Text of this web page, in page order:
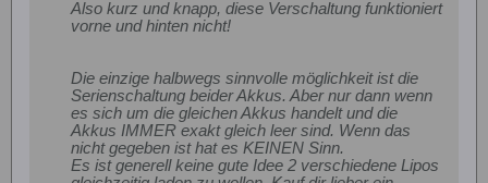
Also kurz und knapp, diese Verschaltung funktioniert
vorne und hinten nicht!
Die einzige halbwegs sinnvolle möglichkeit ist die
Serienschaltung beider Akkus. Aber nur dann wenn
es sich um die gleichen Akkus handelt und die
Akkus IMMER exakt gleich leer sind. Wenn das
nicht gegeben ist hat es KEINEN Sinn.
Es ist generell keine gute Idee 2 verschiedene Lipos